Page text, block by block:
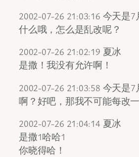
2002-07-26 21:03:16 今天是7
什么哦，怎么是乱改呢？
2002-07-26 21:02:19 夏冰
是撒！我没有允许啊！
2002-07-26 21:03:58 今天是7
啊？好吧，那我不可能每改
2002-07-26 21:04:14 夏冰
是撒1哈哈1
你晓得哈！